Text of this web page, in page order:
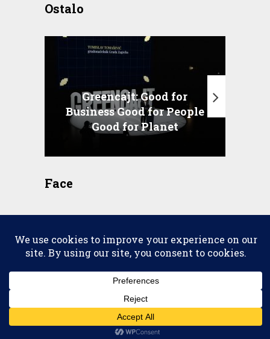
Ostalo
Greencajt: Good for
Business Good for People
Good for Planet
Face
2026 © copyright